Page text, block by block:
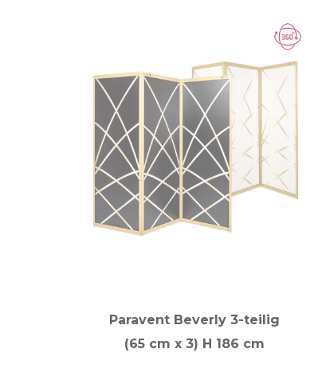
Paravent Beverly 3-teilig
(65 cm x 3) H 186 cm